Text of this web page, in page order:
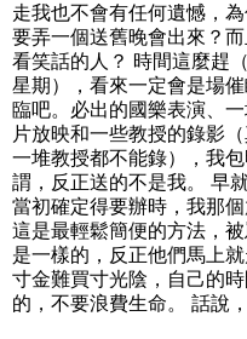
走我也不會有任何遺憾，
要弄一個送舊晚會出來？
看笑話的人？ 時間這麼趕
星期），看來一定會是場
臨吧。必出的國樂表演、
片放映和一些教授的錄影
一堆教授都不能錄），我
謂，反正送的不是我。 早
當初確定得要辦時，我那
這是最輕鬆簡便的方法，
是一樣的，反正他們馬上
寸金難買寸光陰，自己的
的，不要浪費生命。 話說